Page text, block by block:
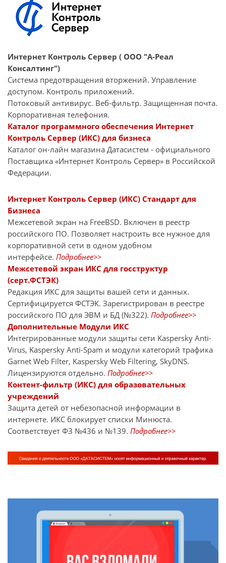
Интернет Контроль Сервер ( ООО "А-Реал
Консалтинг")
Система предотвращения вторжений. Управление
доступом. Контроль приложений.
Потоковый антивирус. Веб-фильтр. Защищенная почта.
Корпоративная телефония.
Каталог программного обеспечения Интернет
Контроль Сервер (ИКС) для бизнеса
Каталог он-лайн магазина Датасиcтем - официального
Поставщика «Интернет Контроль Сервер» в Российской
Федерации.
Интернет Контроль Сервер (ИКС) Стандарт для
Бизнеса
Межсетевой экран на FreeBSD. Включен в реестр
российского ПО. Позволяет настроить все нужное для
корпоративной сети в одном удобном
интерфейсе. Подробнее>>
Межсетевой экран ИКС для госструктур
(серт.ФСТЭК)
Редакция ИКС для защиты вашей сети и данных.
Сертифицируется ФСТЭК. Зарегистрирован в реестре
российского ПО для ЭВМ и БД (№322). Подробнее>>
Дополнительные Модули ИКС
Интегрированные модули защиты сети Kaspersky Anti-
Virus, Kaspersky Anti-Spam и модули категорий трафика
Garnet Web Filter, Kaspersky Web Filtering, SkyDNS.
Лицензируются отдельно. Подробнее>>
Контент-фильтр (ИКС) для образовательных
учреждений
Защита детей от небезопасной информации в
интернете. ИКС блокирует списки Минюста.
Соответствует ФЗ №436 и №139. Подробнее>>